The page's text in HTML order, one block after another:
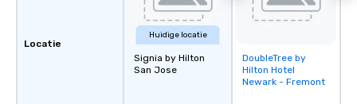
Locatie
Huidige locatie
Signia by Hilton
San Jose
Removed from
favorites
DoubleTree by
Hilton Hotel
Newark - Fremont